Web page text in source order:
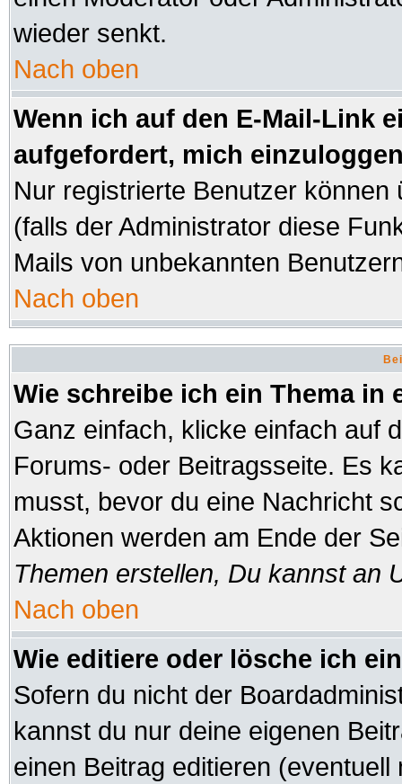
wieder senkt.
Nach oben
Wenn ich auf den E-Mail-Link
aufgefordert, mich
Nur registrierte Benutzer
(falls der Administrator diese
Mails von unbekannten
Nach oben
Wie schreibe ich ein Thema in
Ganz einfach, klicke einfach auf
Forums- oder Beitragsseite. Es
musst, bevor du eine Nachricht
Aktionen werden am Ende der
Themen erstellen, Du kannst an
Nach oben
Wie editiere oder lösche ich
Sofern du nicht der
kannst du nur deine eigenen
einen Beitrag editieren